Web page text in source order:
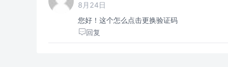
8月24日
您好！这个怎么点击更换验证码
回复